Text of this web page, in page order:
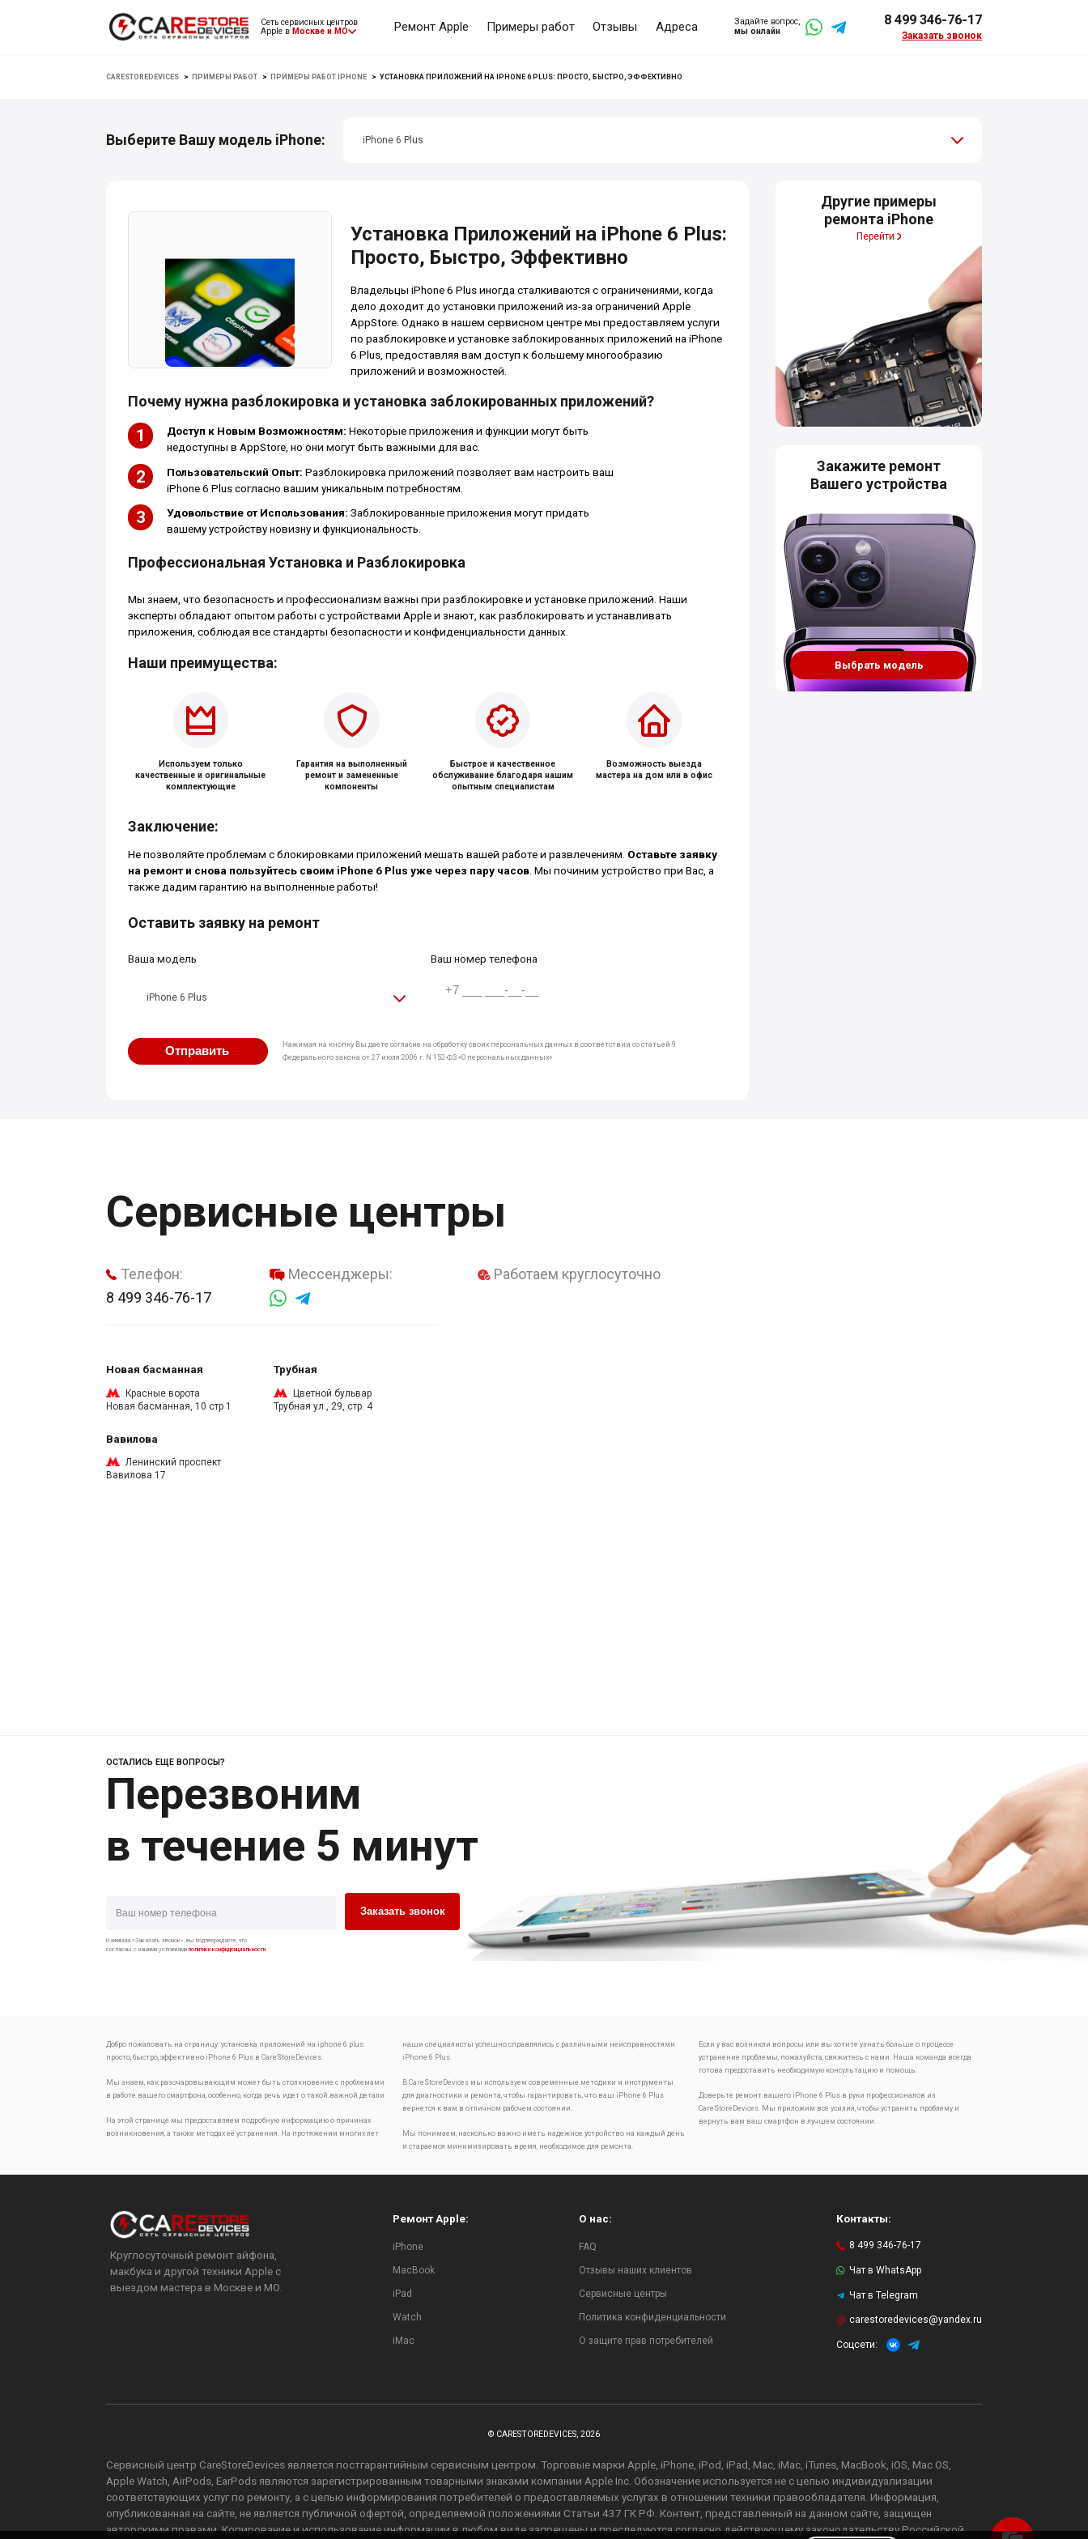
Сеть сервисных центров
Apple в Москве и МО Ремонт Apple Примеры работ Отзывы Адреса
Задайте вопрос,
мы онлайн
8 499 346-76-17
Заказать звонок
CARESTOREDEVICES > ПРИМЕРЫ РАБОТ > ПРИМЕРЫ РАБОТ IPHONE >УСТАНОВКА ПРИЛОЖЕНИЙ НА IPHONE 6 PLUS: ПРОСТО, БЫСТРО, ЭФФЕКТИВНО
Выберите Вашу модель iPhone: iPhone 6 Plus
Установка Приложений на iPhone 6 Plus:
Просто, Быстро, Эффективно
Владельцы iPhone 6 Plus иногда сталкиваются с ограничениями, когда
дело доходит до установки приложений из-за ограничений Apple
AppStore. Однако в нашем сервисном центре мы предоставляем услуги
по разблокировке и установке заблокированных приложений на iPhone
6 Plus, предоставляя вам доступ к большему многообразию
приложений и возможностей.
Почему нужна разблокировка и установка заблокированных приложений?
Доступ к Новым Возможностям: Некоторые приложения и функции могут быть
недоступны в AppStore, но они могут быть важными для вас.
Пользовательский Опыт: Разблокировка приложений позволяет вам настроить ваш
iPhone 6 Plus согласно вашим уникальным потребностям.
Удовольствие от Использования: Заблокированные приложения могут придать
вашему устройству новизну и функциональность.
Профессиональная Установка и Разблокировка
Мы знаем, что безопасность и профессионализм важны при разблокировке и установке приложений. Наши
эксперты обладают опытом работы с устройствами Apple и знают, как разблокировать и устанавливать
приложения, соблюдая все стандарты безопасности и конфиденциальности данных.
Наши преимущества:
Используем только
качественные и оригинальные
комплектующие
Гарантия на выполненный
ремонт и замененные
компоненты
Быстрое и качественное
обслуживание благодаря нашим
опытным специалистам
Возможность выезда
мастера на дом или в офис
Заключение:
Не позволяйте проблемам с блокировками приложений мешать вашей работе и развлечениям. Оставьте заявку
на ремонт и снова пользуйтесь своим iPhone 6 Plus уже через пару часов. Мы починим устройство при Вас, а
также дадим гарантию на выполненные работы!
Оставить заявку на ремонт
Ваша модель
iPhone 6 Plus
Ваш номер телефона
Отправить
Нажимая на кнопку Вы даете согласие на обработку своих персональных данных в соответствии со статьей 9
Федерального закона от 27 июля 2006 г. N 152-ФЗ «О персональных данных»
Другие примеры
ремонта iPhone
Перейти
Закажите ремонт
Вашего устройства
Выбрать модель
Сервисные центры
Телефон:
8 499 346-76-17
Мессенджеры:
Новая басманная
Красные ворота
Новая басманная, 10 стр 1
Трубная
Цветной бульвар
Трубная ул., 29, стр. 4
Вавилова
Ленинский проспект
Вавилова 17
Работаем круглосуточно
ОСТАЛИСЬ ЕЩЕ ВОПРОСЫ?
Перезвоним
в течение 5 минут
Заказать звонок
Нажимая «Заказать звонок», вы подтверждаете, что
согласны с нашими условиямиполитики конфиденциальности.
Добро пожаловать на страницу:установка приложений на iphone 6 plus:
просто, быстро, эффективно iPhone 6 Plus в CareStoreDevices.
Мы знаем, как разочаровывающим может быть столкновение с проблемами
в работе вашего смартфона, особенно, когда речь идет о такой важной детали.
На этой странице мы предоставляем подробную информацию о причинах
возникновения, а также методах её устранения. На протяжении многих лет
наши специалисты успешно справлялись с различными неисправностями
iPhone 6 Plus.
В CareStoreDevices мы используем современные методики и инструменты
для диагностики и ремонта, чтобы гарантировать, что ваш iPhone 6 Plus
вернется к вам в отличном рабочем состоянии.
Мы понимаем, насколько важно иметь надежное устройство на каждый день
и стараемся минимизировать время, необходимое для ремонта.
Если у вас возникли вопросы или вы хотите узнать больше о процессе
устранение проблемы, пожалуйста, свяжитесь с нами. Наша команда всегда
готова предоставить необходимую консультацию и помощь.
Доверьте ремонт вашего iPhone 6 Plus в руки профессионалов из
CareStoreDevices. Мы приложим все усилия, чтобы устранить проблему и
вернуть вам ваш смартфон в лучшем состоянии.
Круглосуточный ремонт айфона,
макбука и другой техники Apple с
выездом мастера в Москве и МО.
Ремонт Apple:
iPhone
MacBook
iPad
Watch
iMac
О нас:
FAQ
Отзывы наших клиентов
Сервисные центры
Политика конфиденциальности
О защите прав потребителей
Контакты:
8 499 346-76-17
Чат в WhatsApp
Чат в Telegram
carestoredevices@yandex.ru
Соцсети:
© CARESTOREDEVICES, 2026
Сервисный центр CareStoreDevices является постгарантийным сервисным центром. Торговые марки Apple, iPhone, iPod, iPad, Mac, iMac, iTunes, MacBook, iOS, Mac OS,
Apple Watch, AirPods, EarPods являются зарегистрированным товарными знаками компании Apple Inc. Обозначение используется не с целью индивидуализации
соответствующих услуг по ремонту, а с целью информирования потребителей о предоставляемых услугах в отношении техники правообладателя. Информация,
опубликованная на сайте, не является публичной офертой, определяемой положениями Статьи 437 ГК РФ. Контент, представленный на данном сайте, защищен
авторскими правами. Копирование и использование информации в любом виде запрещены и преследуются согласно действующему законодательству Российской